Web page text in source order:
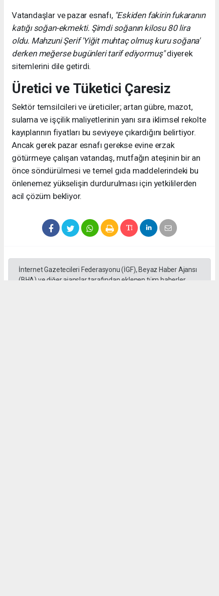
Vatandaşlar ve pazar esnafı, "Eskiden fakirin fukaranın
katığı soğan-ekmekti. Şimdi soğanın kilosu 80 lira
oldu. Mahzuni Şerif 'Yiğit muhtaç olmuş kuru soğana'
derken meğerse bugünleri tarif ediyormuş"diyerek
sitemlerini dile getirdi.
Üretici ve Tüketici Çaresiz
Sektör temsilcileri ve üreticiler; artan gübre, mazot,
sulama ve işçilik maliyetlerinin yanı sıra iklimsel rekolte
kayıplarının fiyatları bu seviyeye çıkardığını belirtiyor.
Ancak gerek pazar esnafı gerekse evine erzak
götürmeye çalışan vatandaş, mutfağın ateşinin bir an
önce söndürülmesi ve temel gıda maddelerindeki bu
önlenemez yükselişin durdurulması için yetkililerden
acil çözüm bekliyor.
İnternet Gazetecileri Federasyonu (İGF), Beyaz Haber Ajansı
(BHA) ve diğer ajanslar tarafından eklenen tüm haberler,